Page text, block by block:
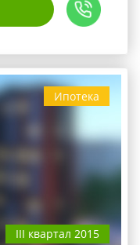
Ипотека
III квартал 2015